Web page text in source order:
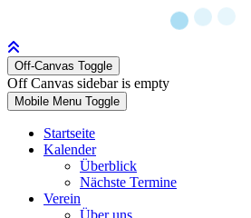
Off-Canvas Toggle
Off Canvas sidebar is empty
Mobile Menu Toggle
Startseite
Kalender
Überblick
Nächste Termine
Verein
Über uns